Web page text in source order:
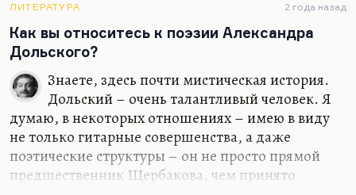
нынешних будет бессмертен, кого из нынешних
будут читать? Найденко в Одессе, это поэт
огромного значения. Я думаю, что большое
будущее есть у некоторых…
ЛИТЕРАТУРА 2 года назад
Как вы относитесь к поэзии Александра
Дольского?
Знаете, здесь почти мистическая история.
Дольский – очень талантливый человек. Я
думаю, в некоторых отношениях – имею в виду
не только гитарные совершенства, а даже
поэтические структуры – он не просто прямой
предшественник Щербакова, чем принято